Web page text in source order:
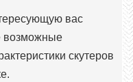
вас
возможные
скутеров